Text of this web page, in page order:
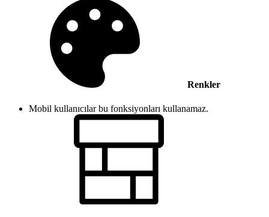
Renkler
Mobil kullanıcılar bu fonksiyonları kullanamaz.